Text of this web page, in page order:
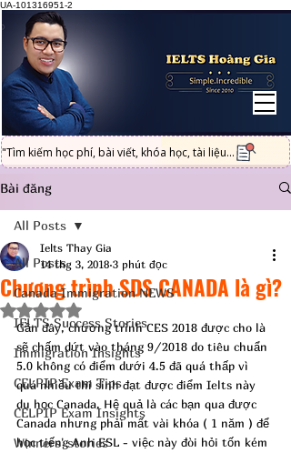
UA-101316951-2
"Tìm kiếm học phí, bài viết, khóa học, tài liệu...
Bài đăng
All Posts
Canada Immigration NEWS
IELTS Success Stories
Immigration Insights
CELPIP Exam Tips
CELPIP Exam Insights
Winners' stories
All Posts
Chương trình SDS CANADA là gì?
Ielts Thay Gia
14 thg 3, 2018 3 phút đọc
Đã xếp hạng NaN/5 sao.
Gần đây, chương trình CES 2018 được cho là
sẽ chấm dứt vào tháng 9/2018 do tiêu chuẩn
5.0 không có điểm dưới 4.5 đã quá thấp vì
quá nhiều thí sinh đạt được điểm Ielts này
du học Canada. Hệ quả là các bạn qua được
Canada nhưng phải mất vài khóa ( 1 năm ) để
học tiếng Anh ESL - việc này đòi hỏi tốn kém